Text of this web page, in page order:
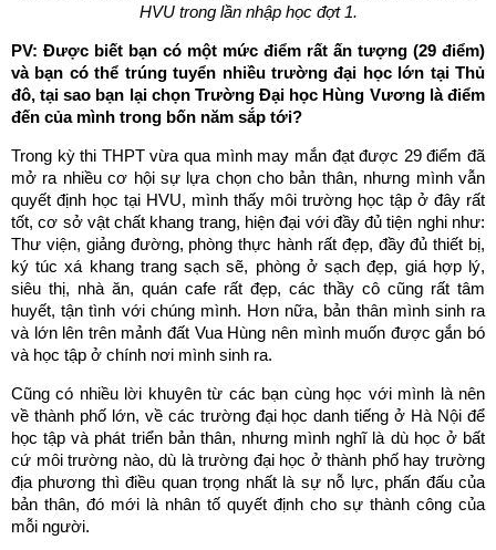
HVU trong lần nhập học đợt 1.
PV: Được biết bạn có một mức điểm rất ấn tượng (29 điểm)
và bạn có thể trúng tuyển nhiều trường đại học lớn tại Thủ
đô, tại sao bạn lại chọn Trường Đại học Hùng Vương là điểm
đến của mình trong bốn năm sắp tới?
Trong kỳ thi THPT vừa qua mình may mắn đạt được 29 điểm đã
mở ra nhiều cơ hội sự lựa chọn cho bản thân, nhưng mình vẫn
quyết định học tại HVU, mình thấy môi trường học tập ở đây rất
tốt, cơ sở vật chất khang trang, hiện đại với đầy đủ tiện nghi như:
Thư viện, giảng đường, phòng thực hành rất đẹp, đầy đủ thiết bị,
ký túc xá khang trang sạch sẽ, phòng ở sạch đẹp, giá hợp lý,
siêu thị, nhà ăn, quán cafe rất đẹp, các thầy cô cũng rất tâm
huyết, tận tình với chúng mình. Hơn nữa, bản thân mình sinh ra
và lớn lên trên mảnh đất Vua Hùng nên mình muốn được gắn bó
và học tập ở chính nơi mình sinh ra.
Cũng có nhiều lời khuyên từ các bạn cùng học với mình là nên
về thành phố lớn, về các trường đại học danh tiếng ở Hà Nội để
học tập và phát triển bản thân, nhưng mình nghĩ là dù học ở bất
cứ môi trường nào, dù là trường đại học ở thành phố hay trường
địa phương thì điều quan trọng nhất là sự nỗ lực, phấn đấu của
bản thân, đó mới là nhân tố quyết định cho sự thành công của
mỗi người.